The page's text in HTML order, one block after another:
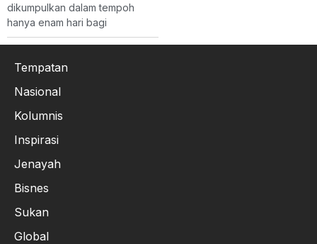
dikumpulkan dalam tempoh
hanya enam hari bagi
Tempatan
Nasional
Kolumnis
Inspirasi
Jenayah
Bisnes
Sukan
Global